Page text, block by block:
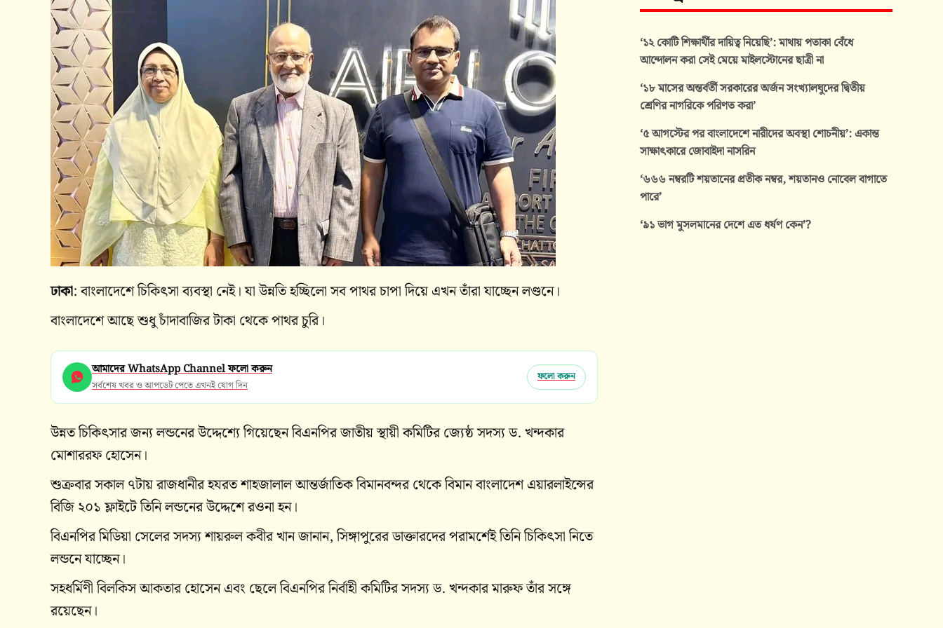
ঢাকা: বাংলাদেশে চিকিৎসা ব্যবস্থা নেই। যা উন্নতি হচ্ছিলো সব পাথর চাপা দিয়ে এখন তাঁরা যাচ্ছেন লণ্ডনে।
বাংলাদেশে আছে শুধু চাঁদাবাজির টাকা থেকে পাথর চুরি।
আমাদের WhatsApp Channel ফলো করুন
সর্বশেষ খবর ও আপডেট পেতে এখনই যোগ দিন
ফলো করুন
উন্নত চিকিৎসার জন্য লন্ডনের উদ্দেশ্যে গিয়েছেন বিএনপির জাতীয় স্থায়ী কমিটির জ্যেষ্ঠ সদস্য ড. খন্দকার
মোশাররফ হোসেন।
শুক্রবার সকাল ৭টায় রাজধানীর হযরত শাহজালাল আন্তর্জাতিক বিমানবন্দর থেকে বিমান বাংলাদেশ এয়ারলাইন্সের
বিজি ২০১ ফ্লাইটে তিনি লন্ডনের উদ্দেশে রওনা হন।
বিএনপির মিডিয়া সেলের সদস্য শায়রুল কবীর খান জানান, সিঙ্গাপুরের ডাক্তারদের পরামর্শেই তিনি চিকিৎসা নিতে
লন্ডনে যাচ্ছেন।
সহধর্মিণী বিলকিস আকতার হোসেন এবং ছেলে বিএনপির নির্বাহী কমিটির সদস্য ড. খন্দকার মারুফ তাঁর সঙ্গে
রয়েছেন।
‘১২ কোটি শিক্ষার্থীর দায়িত্ব নিয়েছি’: মাথায় পতাকা বেঁধে
আন্দোলন করা সেই মেয়ে মাইলস্টোনের ছাত্রী না
‘১৮ মাসের অন্তর্বর্তী সরকারের অর্জন সংখ্যালঘুদের দ্বিতীয়
শ্রেণির নাগরিকে পরিণত করা’
‘৫ আগস্টের পর বাংলাদেশে নারীদের অবস্থা শোচনীয়’: একান্ত
সাক্ষাৎকারে জোবাইদা নাসরিন
‘৬৬৬ নম্বরটি শয়তানের প্রতীক নম্বর, শয়তানও নোবেল বাগাতে
পারে’
‘৯১ ভাগ মুসলমানের দেশে এত ধর্ষণ কেন’?